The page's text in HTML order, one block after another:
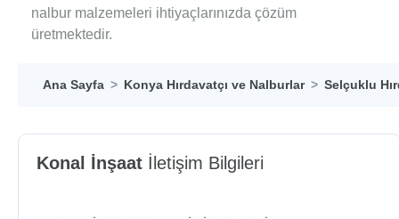
nalbur malzemeleri ihtiyaçlarınızda çözüm
üretmektedir.
Ana Sayfa Konya Hırdavatçı ve Nalburlar Selçuklu
Konal İnşaat İletişim Bilgileri